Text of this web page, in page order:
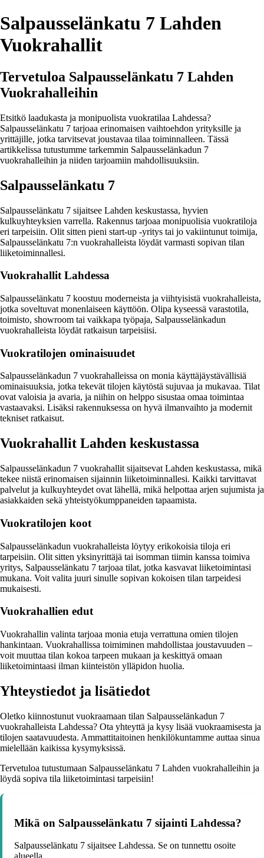
Salpausselänkatu 7 Lahden
Vuokrahallit
Tervetuloa Salpausselänkatu 7 Lahden
Vuokrahalleihin
Etsitkö laadukasta ja monipuolista vuokratilaa Lahdessa?
Salpausselänkatu 7 tarjoaa erinomaisen vaihtoehdon yrityksille ja
yrittäjille, jotka tarvitsevat joustavaa tilaa toiminnalleen. Tässä
artikkelissa tutustumme tarkemmin Salpausselänkadun 7
vuokrahalleihin ja niiden tarjoamiin mahdollisuuksiin.
Salpausselänkatu 7
Salpausselänkatu 7 sijaitsee Lahden keskustassa, hyvien
kulkuyhteyksien varrella. Rakennus tarjoaa monipuolisia vuokratiloja
eri tarpeisiin. Olit sitten pieni start-up -yritys tai jo vakiintunut toimija,
Salpausselänkatu 7:n vuokrahalleista löydät varmasti sopivan tilan
liiketoiminnallesi.
Vuokrahallit Lahdessa
Salpausselänkatu 7 koostuu moderneista ja viihtyisistä vuokrahalleista,
jotka soveltuvat monenlaiseen käyttöön. Olipa kyseessä varastotila,
toimisto, showroom tai vaikkapa työpaja, Salpausselänkadun
vuokrahalleista löydät ratkaisun tarpeisiisi.
Vuokratilojen ominaisuudet
Salpausselänkadun 7 vuokrahalleissa on monia käyttäjäystävällisiä
ominaisuuksia, jotka tekevät tilojen käytöstä sujuvaa ja mukavaa. Tilat
ovat valoisia ja avaria, ja niihin on helppo sisustaa omaa toimintaa
vastaavaksi. Lisäksi rakennuksessa on hyvä ilmanvaihto ja modernit
tekniset ratkaisut.
Vuokrahallit Lahden keskustassa
Salpausselänkadun 7 vuokrahallit sijaitsevat Lahden keskustassa, mikä
tekee niistä erinomaisen sijainnin liiketoiminnallesi. Kaikki tarvittavat
palvelut ja kulkuyhteydet ovat lähellä, mikä helpottaa arjen sujumista ja
asiakkaiden sekä yhteistyökumppaneiden tapaamista.
Vuokratilojen koot
Salpausselänkadun vuokrahalleista löytyy erikokoisia tiloja eri
tarpeisiin. Olit sitten yksinyrittäjä tai isomman tiimin kanssa toimiva
yritys, Salpausselänkatu 7 tarjoaa tilat, jotka kasvavat liiketoimintasi
mukana. Voit valita juuri sinulle sopivan kokoisen tilan tarpeidesi
mukaisesti.
Vuokrahallien edut
Vuokrahallin valinta tarjoaa monia etuja verrattuna omien tilojen
hankintaan. Vuokrahallissa toimiminen mahdollistaa joustavuuden –
voit muuttaa tilan kokoa tarpeen mukaan ja keskittyä omaan
liiketoimintaasi ilman kiinteistön ylläpidon huolia.
Yhteystiedot ja lisätiedot
Oletko kiinnostunut vuokraamaan tilan Salpausselänkadun 7
vuokrahalleista Lahdessa? Ota yhteyttä ja kysy lisää vuokraamisesta ja
tilojen saatavuudesta. Ammattitaitoinen henkilökuntamme auttaa sinua
mielellään kaikissa kysymyksissä.
Tervetuloa tutustumaan Salpausselänkatu 7 Lahden vuokrahalleihin ja
löydä sopiva tila liiketoimintasi tarpeisiin!
Mikä on Salpausselänkatu 7 sijainti Lahdessa?
Salpausselänkatu 7 sijaitsee Lahdessa. Se on tunnettu osoite